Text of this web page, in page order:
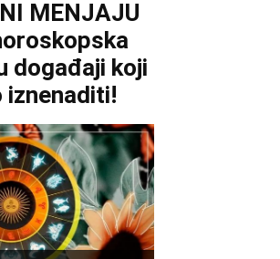
MENJAJU
događaji koji
iznenaditi!